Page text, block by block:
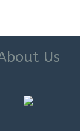
Us